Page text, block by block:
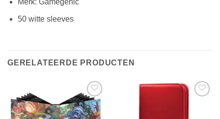
Merk: Gamegenic
50 witte sleeves
GERELATEERDE PRODUCTEN